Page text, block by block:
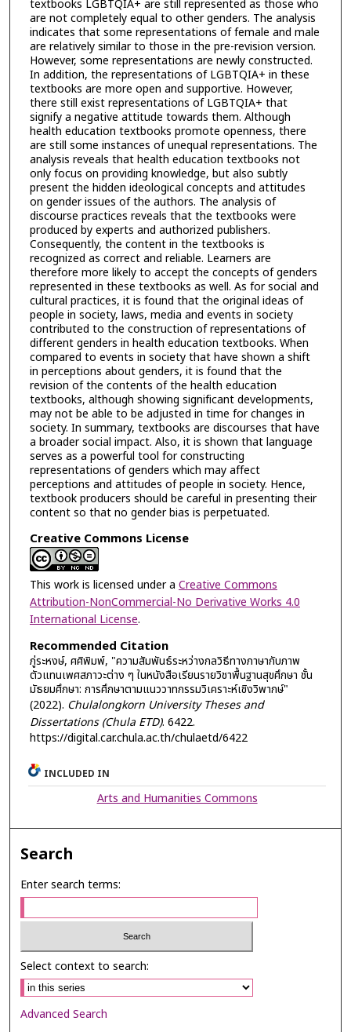
textbooks LGBTQIA+ are still represented as those who
are not completely equal to other genders. The analysis
indicates that some representations of female and male
are relatively similar to those in the pre-revision version.
However, some representations are newly constructed.
In addition, the representations of LGBTQIA+ in these
textbooks are more open and supportive. However,
there still exist representations of LGBTQIA+ that
signify a negative attitude towards them. Although
health education textbooks promote openness, there
are still some instances of unequal representations. The
analysis reveals that health education textbooks not
only focus on providing knowledge, but also subtly
present the hidden ideological concepts and attitudes
on gender issues of the authors. The analysis of
discourse practices reveals that the textbooks were
produced by experts and authorized publishers.
Consequently, the content in the textbooks is
recognized as correct and reliable. Learners are
therefore more likely to accept the concepts of genders
represented in these textbooks as well. As for social and
cultural practices, it is found that the original ideas of
people in society, laws, media and events in society
contributed to the construction of representations of
different genders in health education textbooks. When
compared to events in society that have shown a shift
in perceptions about genders, it is found that the
revision of the contents of the health education
textbooks, although showing significant developments,
may not be able to be adjusted in time for changes in
society. In summary, textbooks are discourses that have
a broader social impact. Also, it is shown that language
serves as a powerful tool for constructing
representations of genders which may affect
perceptions and attitudes of people in society. Hence,
textbook producers should be careful in presenting their
content so that no gender bias is perpetuated.
Creative Commons License
This work is licensed under a Creative Commons
Attribution-NonCommercial-No Derivative Works 4.0
International License.
Recommended Citation
ภู่ระหงษ์, ศศิพิมพ์, "ความสัมพันธ์ระหว่างกลวิธีทางภาษากับภาพ
ตัวแทนเพศสภาวะต่าง ๆ ในหนังสือเรียนรายวิชาพื้นฐานสุขศึกษา ชั้น
มัธยมศึกษา: การศึกษาตามแนววาทกรรมวิเคราะห์เชิงวิพากษ์"
(2022). Chulalongkorn University Theses and
Dissertations (Chula ETD). 6422.
https://digital.car.chula.ac.th/chulaetd/6422
INCLUDED IN
Arts and Humanities Commons
Search
Enter search terms:
Select context to search:
Advanced Search